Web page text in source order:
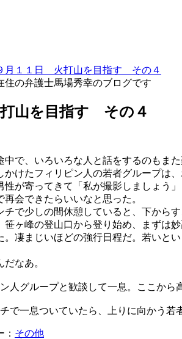
月１１日 火打山を目指す その４
山を目指す その４
で、いろいろな人と話をするのもまた
けたフィリピン人の若者グループは
性が寄ってきて「私が撮影しましょう
会できたらいいなと思った。
で少しの間休憩していると、下から
笹ヶ峰の登山口から登り始め、まずは
。凄まじいほどの強行日程だ。若いと
なあ。
人グループと歓談して一息。ここから
で一息ついていたら、上りに向かう若
その他